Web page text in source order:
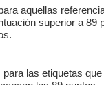
aquellas
superior a 89
las etiquetas